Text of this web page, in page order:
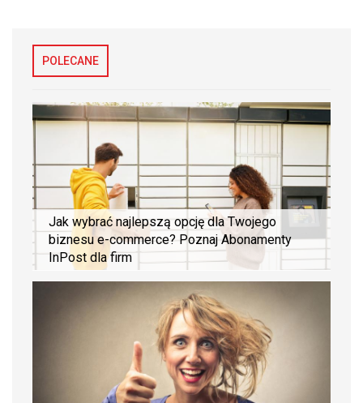
POLECANE
Jak wybrać najlepszą opcję dla Twojego
biznesu e-commerce? Poznaj Abonamenty
InPost dla firm